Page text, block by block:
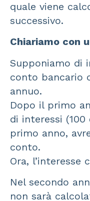
quale viene
successivo.
Chiariamo con
Supponiamo di
conto bancario
annuo.
Dopo il primo
di interessi
primo anno,
conto.
Ora, l’interesse
Nel secondo
non sarà